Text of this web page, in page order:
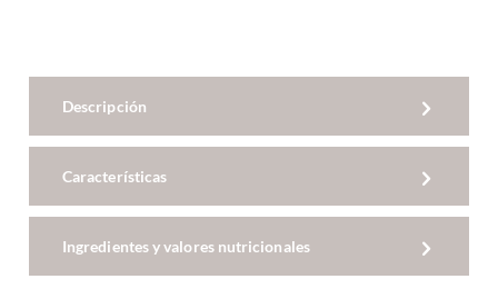
Descripción
Características
Ingredientes y valores nutricionales